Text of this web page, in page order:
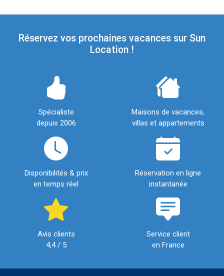
Réservez vos prochaines vacances sur Sun
Location !
Spécialiste
depuis 2006
Maisons de vacances,
villas et appartements
Disponibilités & prix
en temps réel
Réservation en ligne
instantanée
Avis clients
4,4 / 5
Service client
en France